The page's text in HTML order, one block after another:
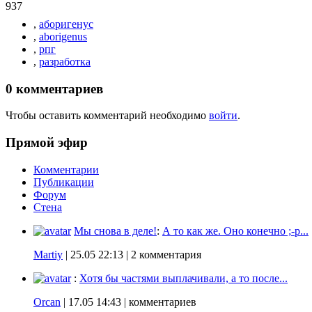
937
, аборигенус
, aborigenus
, рпг
, разработка
0 комментариев
Чтобы оставить комментарий необходимо войти.
Прямой эфир
Комментарии
Публикации
Форум
Стена
Мы снова в деле!: А то как же. Оно конечно ;-p...
Martiy | 25.05 22:13 | 2 комментария
: Хотя бы частями выплачивали, а то после...
Orcan | 17.05 14:43 | комментариев